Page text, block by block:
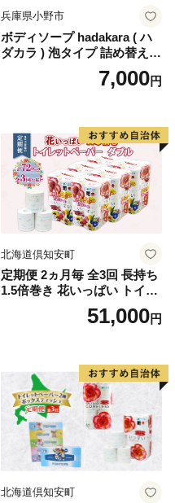
兵庫県小野市
ボディソープ hadakara ( ハ
ダカラ ) 泡タイプ 詰め替え 4
40ml×4袋 ボディーソープ 泡
ボディソープ 泡 日用品 消耗
泡石鹸 石鹸 兵庫 兵庫県 小野
7,000円
北海道倶知安町
定期便 2ヵ月毎 全3回 長持ち
1.5倍巻き 花いっぱい トイレ
ットペーパー ダブル 45ｍ 計
72ロール 全18種 花柄 プリン
ー 消耗品 備蓄 送料無料 北海
道 倶知安町 日用品
51,000円
北海道倶知安町